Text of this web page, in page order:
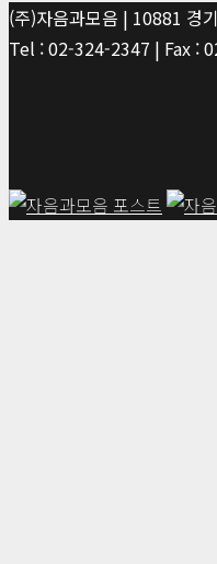
(주)자음과모음 | 10881 경
Tel : 02-324-2347 | Fax :